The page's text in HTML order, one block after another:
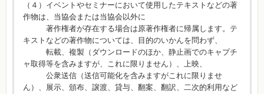
（４）イベントやセミナーにおいて使用したテキストなどの著
作物は、当協会または当協会以外に
著作権者が存在する場合は原著作権者に帰属します。テ
キストなどの著作物については、目的のいかんを問わず、
転載、複製（ダウンロードのほか、静止画でのキャプチ
ャ取得等を含みますが、これに限りません）、上映、
公衆送信（送信可能化を含みますがこれに限りませ
ん）、展示、頒布、譲渡、貸与、翻案、翻訳、二次的利用など